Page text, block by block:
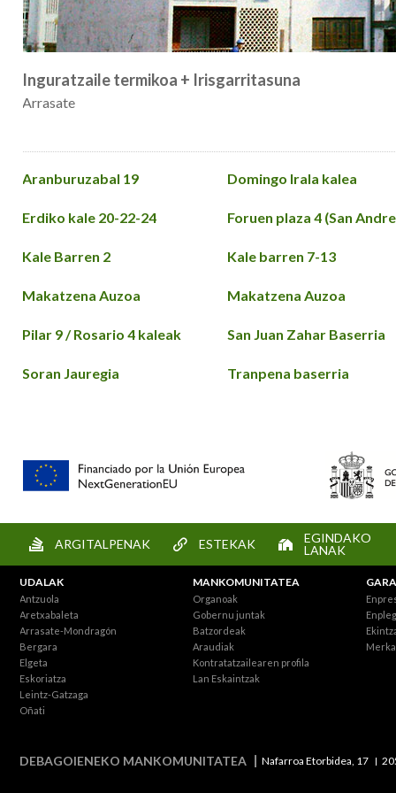
Inguratzaile termikoa + Irisgarritasuna
Arrasate
Aranburuzabal 19 Domingo Irala kalea
Erdiko kale 20-22-24 Foruen plaza 4 (San
Kale Barren 2 Kale barren 7-13
Makatzena Auzoa Makatzena Auzoa
Pilar 9 / Rosario 4 kaleak San Juan Zahar Baserria
Soran Jauregia Tranpena baserria
ARGITALPENAK ESTEKAK
EGINDAKO
LANAK
UDALAK
Antzuola
Aretxabaleta
Arrasate-Mondragón
Bergara
Elgeta
Eskoriatza
Leintz-Gatzaga
Oñati
MANKOMUNITATEA
Organoak
Gobernu juntak
Batzordeak
Araudiak
Kontratatzailearen profila
Lan Eskaintzak
DEBAGOIENEKO MANKOMUNITATEA Nafarroa Etorbidea, 17